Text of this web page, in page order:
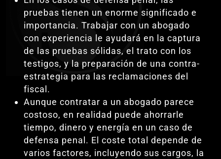
pruebas tienen un enorme significado e
importancia. Trabajar con un abogado
con experiencia le ayudará en la captura
de las pruebas sólidas, el trato con los
testigos, y la preparación de una contra-
estrategia para las reclamaciones del
fiscal.
Aunque contratar a un abogado parece
costoso, en realidad puede ahorrarle
tiempo, dinero y energía en un caso de
defensa penal. El coste total depende de
varios factores, incluyendo sus cargos, la